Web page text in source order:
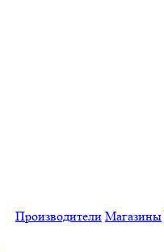
Производители Магазины